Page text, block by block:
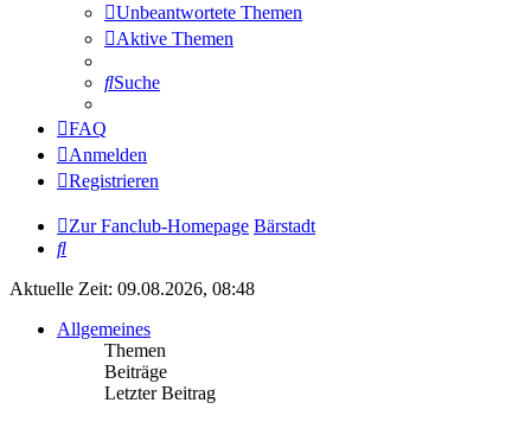
Unbeantwortete Themen
Aktive Themen
Suche
FAQ
Anmelden
Registrieren
Zur Fanclub-Homepage Bärstadt
Suche
Aktuelle Zeit: 09.08.2026, 08:48
Allgemeines
Themen
Beiträge
Letzter Beitrag